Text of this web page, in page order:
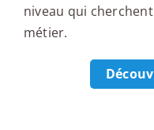
niveau qui
métier.